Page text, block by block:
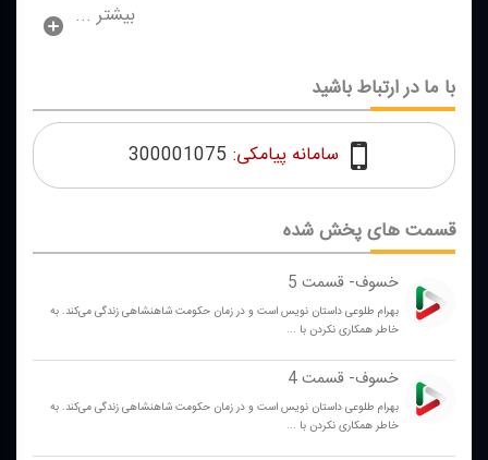
بیشتر ...
قسمت های پخش شده
خسوف- قسمت 5
بهرام طلوعی داستان نویس است و در زمان حكومت شاهنشاهی زندگی می‌كند. به
خاطر همكاری نكردن با ...
خسوف- قسمت 4
بهرام طلوعی داستان نویس است و در زمان حكومت شاهنشاهی زندگی می‌كند. به
خاطر همكاری نكردن با ...
با ما در ارتباط باشید
سامانه پیامکی:300001075